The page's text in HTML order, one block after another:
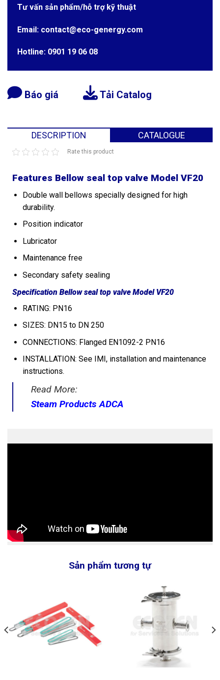
Tư vấn sản phẩm/hỗ trợ kỹ thuật
Email: contact@eco-genergy.com
Hotline: 0901 19 06 08
Báo giá Tải Catalog
DESCRIPTION CATALOGUE
Rate this product
Features Bellow seal top valve Model VF20
Double wall bellows specially designed for high
durability.
Position indicator
Lubricator
Maintenance free
Secondary safety sealing
Specification Bellow seal top valve Model VF20
RATING: PN16
SIZES: DN15 to DN 250
CONNECTIONS: Flanged EN1092-2 PN16
INSTALLATION: See IMI, installation and maintenance
instructions.
Read More:
Steam Products ADCA
Sản phẩm tương tự